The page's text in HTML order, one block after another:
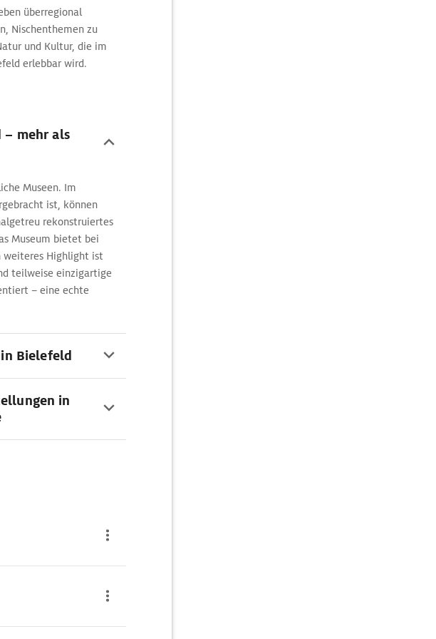
überregional
Nischenthemen zu
und Kultur, die im
erlebbar wird.
– mehr als
Museen. Im
ist, können
rekonstruiertes
Museum bietet bei
weiteres Highlight ist
teilweise einzigartige
– eine echte
Bielefeld
in